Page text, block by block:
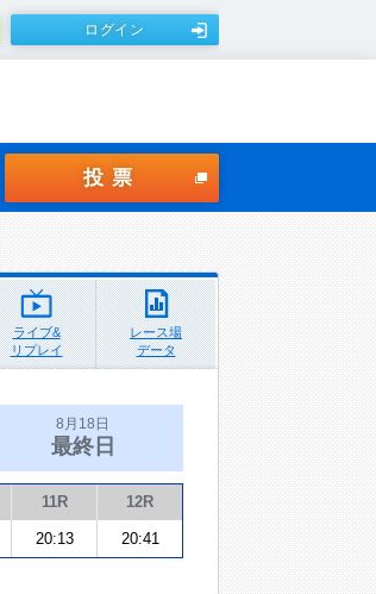
ログイン
投票
ライブ&
リプレイ
レース場
データ
8月18日
最終日
11R 12R
20:13 20:41